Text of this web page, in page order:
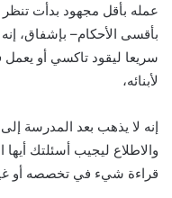
عمله بأقل مجهود بدأت
بأقسى الأحكام– بإشفاق،
سريعا ليقود تاكسي أو
لأبنائه،
إنه لا يذهب بعد المدرسة
والاطلاع ليجيب أسئلتك أيها
قراءة شيء في تخصصه أو